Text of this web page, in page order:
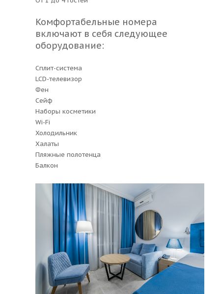
Комфортабельные номера
включают в себя следующее
оборудование:
Сплит-система
LCD-телевизор
Фен
Сейф
Наборы косметики
Wi-Fi
Холодильник
Халаты
Пляжные полотенца
Балкон